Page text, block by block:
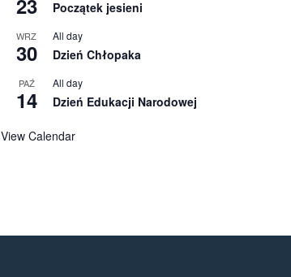
23 Początek jesieni
WRZ
30
All day
Dzień Chłopaka
PAŹ
14
All day
Dzień Edukacji Narodowej
View Calendar